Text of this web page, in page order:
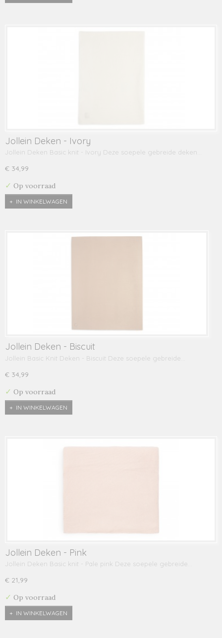
Jollein Deken - Ivory
Jollein Deken Basic knit - Ivory Deze soepele gebreide deken…
€ 34,99
✓ Op voorraad
IN WINKELWAGEN
Jollein Deken - Biscuit
Jollein Basic Knit Deken - Biscuit Deze soepele gebreide…
€ 34,99
✓ Op voorraad
IN WINKELWAGEN
Jollein Deken - Pink
Jollein Deken Basic knit - Pale pink Deze soepele gebreide…
€ 21,99
✓ Op voorraad
IN WINKELWAGEN